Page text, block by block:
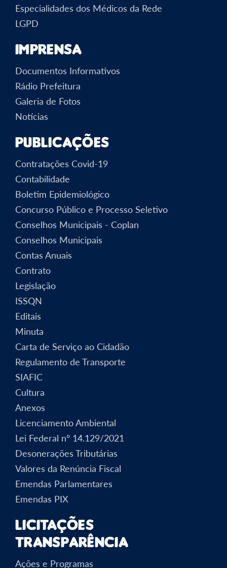
Especialidades dos Médicos da Rede
LGPD
Imprensa
Documentos Informativos
Rádio Prefeitura
Galeria de Fotos
Notícias
Publicações
Contratações Covid-19
Contabilidade
Boletim Epidemiológico
Concurso Público e Processo Seletivo
Conselhos Municipais - Coplan
Conselhos Municipais
Contas Anuais
Contrato
Legislação
ISSQN
Editais
Minuta
Carta de Serviço ao Cidadão
Regulamento de Transporte
SIAFIC
Cultura
Anexos
Licenciamento Ambiental
Lei Federal nº 14.129/2021
Desonerações Tributárias
Valores da Renúncia Fiscal
Emendas Parlamentares
Emendas PIX
Licitações
Transparência
Ações e Programas